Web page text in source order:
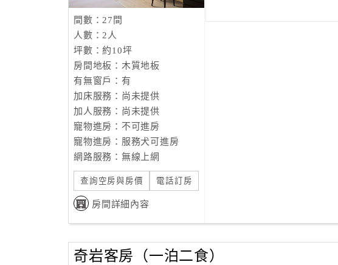
間數：27間
人數：2人
坪數：約10坪
房間地板：木質地板
有無窗戶：有
加床服務：尚未提供
加人服務：尚未提供
寵物進房：不可進房
寵物進房：服務犬可進房
網路服務：無線上網
查詢空房與房價 電話訂房
房間詳細內容
奇岩客房（一泊二食）